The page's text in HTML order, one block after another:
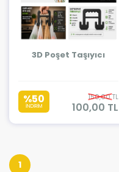
3D Poşet Taşıyıcı
%50
İNDİRİM
150,00 TL
100,00 TL
1